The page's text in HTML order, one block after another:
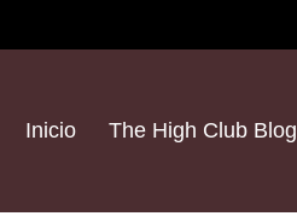
Inicio The High Club Blog